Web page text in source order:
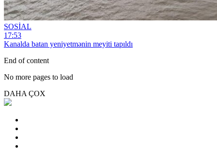
SOSİAL
17:53
Kanalda batan yeniyetmənin meyiti tapıldı
End of content
No more pages to load
DAHA ÇOX